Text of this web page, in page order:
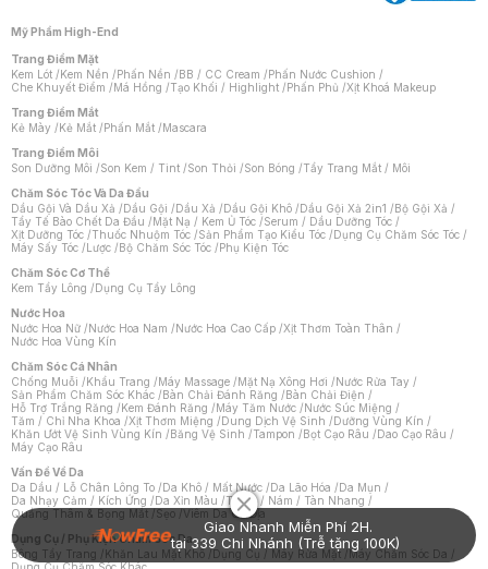
Giao Nhanh Miễn Phí 2H.
tại 339 Chi Nhánh (Trễ tặng 100K)
Mỹ Phẩm High-End
Trang Điểm Mặt
Kem Lót /Kem Nền /Phấn Nền /BB / CC Cream /Phấn Nước Cushion /
Che Khuyết Điểm /Má Hồng /Tạo Khối / Highlight /Phấn Phủ /Xịt Khoá Makeup
Trang Điểm Mắt
Kẻ Mày /Kẻ Mắt /Phấn Mắt /Mascara
Trang Điểm Môi
Son Dưỡng Môi /Son Kem / Tint /Son Thỏi /Son Bóng /Tẩy Trang Mắt / Môi
Chăm Sóc Tóc Và Da Đầu
Dầu Gội Và Dầu Xả /Dầu Gội /Dầu Xả /Dầu Gội Khô /Dầu Gội Xả 2in1 /Bộ Gội Xả /
Tẩy Tế Bào Chết Da Đầu /Mặt Nạ / Kem Ủ Tóc /Serum / Dầu Dưỡng Tóc /
Xịt Dưỡng Tóc /Thuốc Nhuộm Tóc /Sản Phẩm Tạo Kiểu Tóc /Dụng Cụ Chăm Sóc Tóc /
Máy Sấy Tóc /Lược /Bộ Chăm Sóc Tóc /Phụ Kiện Tóc
Chăm Sóc Cơ Thể
Kem Tẩy Lông /Dụng Cụ Tẩy Lông
Nước Hoa
Nước Hoa Nữ /Nước Hoa Nam /Nước Hoa Cao Cấp /Xịt Thơm Toàn Thân /
Nước Hoa Vùng Kín
Chăm Sóc Cá Nhân
Chống Muỗi /Khẩu Trang /Máy Massage /Mặt Nạ Xông Hơi /Nước Rửa Tay /
Sản Phẩm Chăm Sóc Khác /Bàn Chải Đánh Răng /Bàn Chải Điện /
Hỗ Trợ Trắng Răng /Kem Đánh Răng /Máy Tăm Nước /Nước Súc Miệng /
Tăm / Chỉ Nha Khoa /Xịt Thơm Miệng /Dung Dịch Vệ Sinh /Dưỡng Vùng Kín /
Khăn Ướt Vệ Sinh Vùng Kín /Băng Vệ Sinh /Tampon /Bọt Cạo Râu /Dao Cạo Râu /
Máy Cạo Râu
Vấn Đề Về Da
Da Dầu / Lỗ Chân Lông To /Da Khô / Mất Nước /Da Lão Hóa /Da Mụn /
Da Nhạy Cảm / Kích Ứng /Da Xỉn Màu /Thâm / Nám / Tàn Nhang /
Quầng Thâm & Bọng Mắt /Sẹo /Viêm Da Cơ Địa
Dụng Cụ / Phụ Kiện Chăm Sóc Da
Bông Tẩy Trang /Khăn Lau Mặt Khô /Dụng Cụ / Máy Rửa Mặt /Máy Chăm Sóc Da /